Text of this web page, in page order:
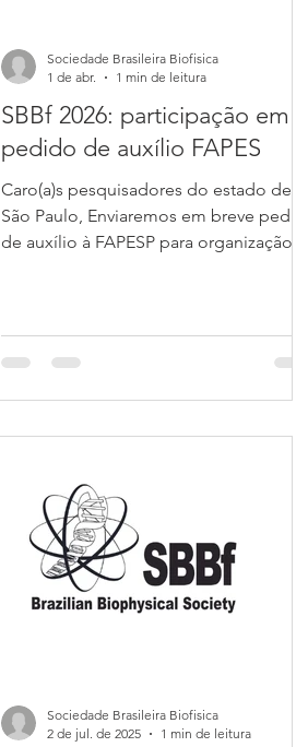
SBBf 2026: participação em
pedido de auxílio FAPES
Caro(a)s pesquisadores do estado de
São Paulo, Enviaremos em breve pedido
de auxílio à FAPESP para organização da
técnica da FAPESP, e pretenda
apresentar trabalho no evento, pode ser
abril enviando sua súmula curricular
FAPES
Sociedade Brasileira Biofisica
1 de abr.
1 min de leitura
Sociedade Brasileira Biofisica
2 de jul. de 2025
1 min de leitura